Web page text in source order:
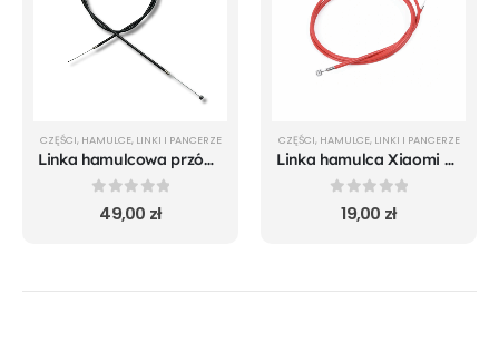
CZĘŚCI, HAMULCE, LINKI I PANCERZE
Linka hamulcowa przód do Tiger 8 / 8 GT / MAX / MAX GT
out of 5
49,00 zł
CZĘŚCI, HAMULCE, LINKI I PANCERZE
Linka hamulca Xiaomi m365 i Mi 1S czerwona
out of 5
19,00 zł